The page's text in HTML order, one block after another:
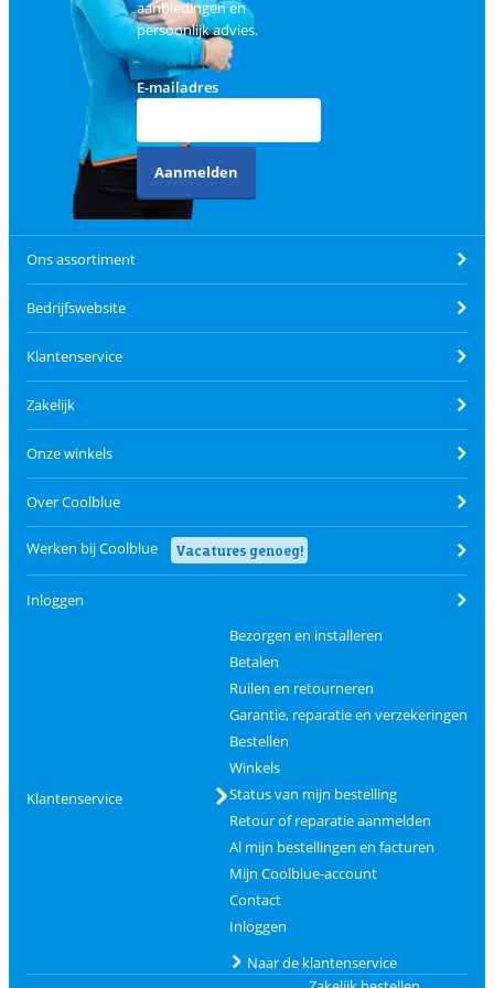
aanbiedingen en
persoonlijk advies.
E-mailadres
Aanmelden
Ons assortiment
Bedrijfswebsite
Klantenservice
Zakelijk
Onze winkels
Over Coolblue
Werken bij Coolblue Vacatures genoeg!
Inloggen
Klantenservice
Bezorgen en installeren
Betalen
Ruilen en retourneren
Garantie, reparatie en verzekeringen
Bestellen
Winkels
Status van mijn bestelling
Retour of reparatie aanmelden
Al mijn bestellingen en facturen
Mijn Coolblue-account
Contact
Inloggen
Naar de klantenservice